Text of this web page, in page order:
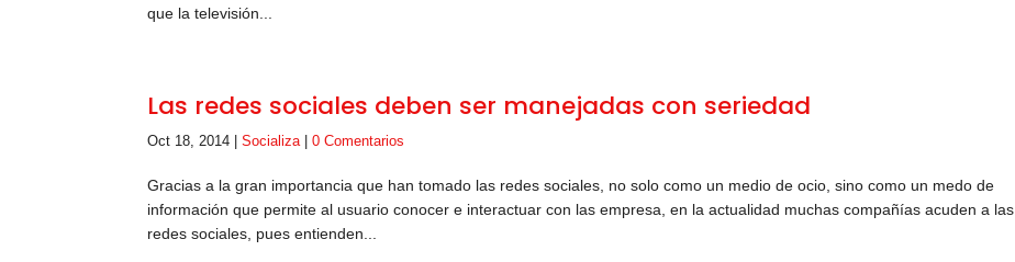
que la televisión...
Las redes sociales deben ser manejadas con seriedad
Oct 18, 2014 |Socializa|0 Comentarios
Gracias a la gran importancia que han tomado las redes sociales, no solo como un medio de ocio, sino como un medo de
información que permite al usuario conocer e interactuar con las empresa, en la actualidad muchas compañías acuden a las
redes sociales, pues entienden...